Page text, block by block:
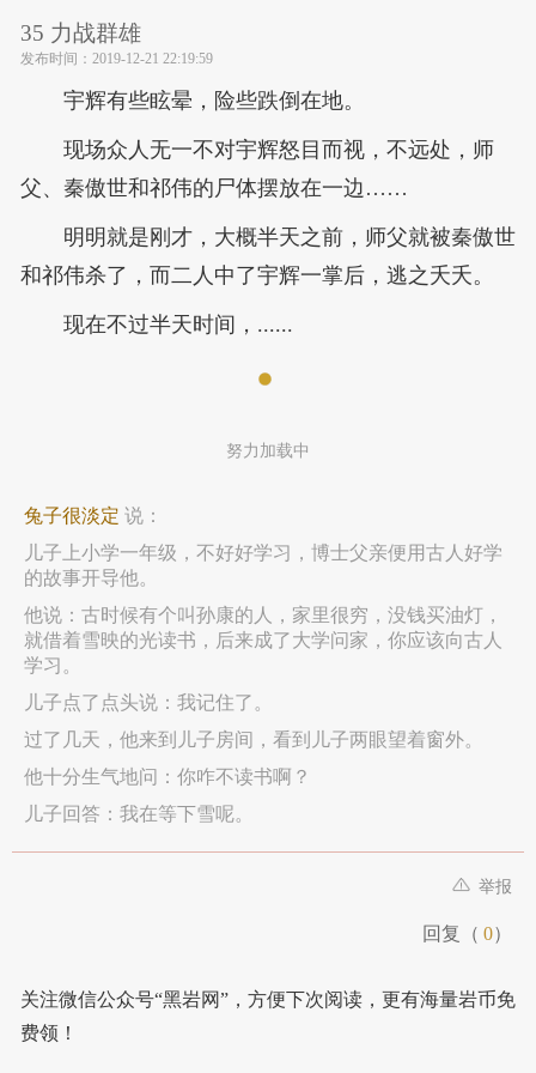
35 力战群雄
发布时间： 2019-12-21 22:19:59
宇辉有些眩晕，险些跌倒在地。
现场众人无一不对宇辉怒目而视，不远处，师
父、秦傲世和祁伟的尸体摆放在一边……
明明就是刚才，大概半天之前，师父就被秦傲世
和祁伟杀了，而二人中了宇辉一掌后，逃之夭夭。
现在不过半天时间，......
努力加载中
兔子很淡定 说：
儿子上小学一年级，不好好学习，博士父亲便用古人好学
的故事开导他。
他说：古时候有个叫孙康的人，家里很穷，没钱买油灯，
就借着雪映的光读书，后来成了大学问家，你应该向古人
学习。
儿子点了点头说：我记住了。
过了几天，他来到儿子房间，看到儿子两眼望着窗外。
他十分生气地问：你咋不读书啊？
儿子回答：我在等下雪呢。
举报
回复（ 0）
关注微信公众号“黑岩网”，方便下次阅读，更有海量岩币免
费领！